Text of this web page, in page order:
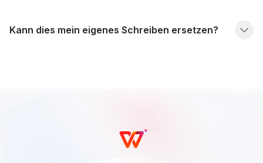
Kann dies mein eigenes Schreiben ersetzen?